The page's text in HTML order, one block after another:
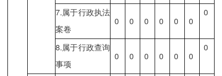
7.属于行政执法
案卷
0 0 0 0 0 0
0
8.属于行政查询
事项
0 0 0 0 0 0
0